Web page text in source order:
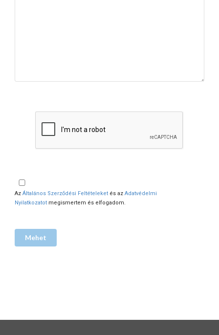
Az Általános Szerződési Feltételeket és az Adatvédelmi
Nyilatkozatot megismertem és elfogadom.